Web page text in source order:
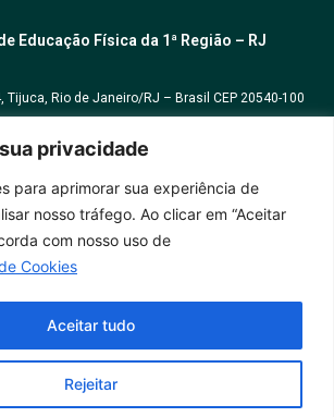
privacidade
para aprimorar sua experiência de
nosso tráfego. Ao clicar em “Aceitar
com nosso uso de
Cookies
Rejeitar
Aceitar tudo
Educação Física da 1ª Região – RJ
Tijuca, Rio de Janeiro/RJ – Brasil CEP 20540-100